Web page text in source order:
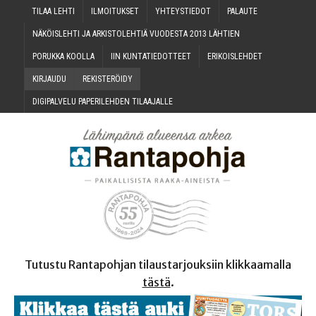
TILAA LEH­TI ILMOI­TUK­SET YHTEYS­TIE­DOT PALAU­TE
NÄKÖIS­LEH­TI JA ARKIS­TO­LEH­TIÄ VUO­DES­TA 2013 LÄHTIEN
PORUK­KA KOOLLA IIN KUN­TA­TIE­DOT­TEET ERI­KOIS­LEH­DET
KIR­JAU­DU REKIS­TE­RÖI­DY
DIGI­PAL­VE­LU PAPE­RI­LEH­DEN TILAAJALLE
Tutustu Rantapohjan tilaustarjouksiin klikkaamalla
tästä.